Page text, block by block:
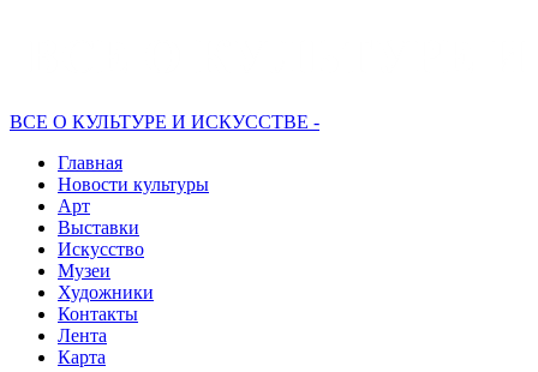
ВСЕ О КУЛЬТУРЕ И ИСКУССТВЕ -
Главная
Новости культуры
Арт
Выставки
Искусство
Музеи
Художники
Контакты
Лента
Карта